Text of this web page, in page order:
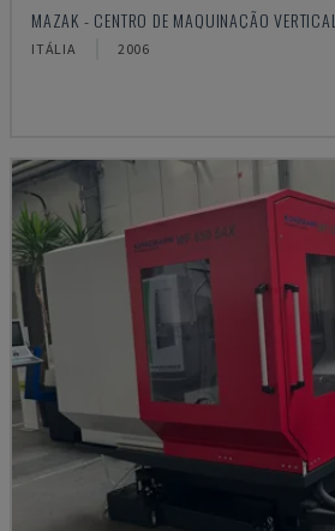
MAZAK - CENTRO DE MAQUINAÇÃO VERTICAL
ITÁLIA 2006